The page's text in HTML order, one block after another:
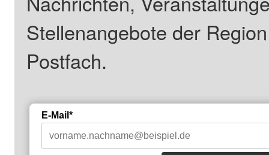
Stellenangebote der
Postfach.
E-Mail*